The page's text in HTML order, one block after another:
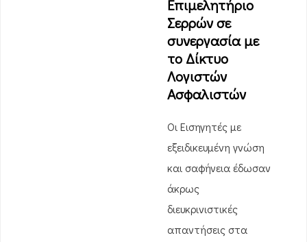
Επιμελητήριο
Σερρών σε
συνεργασία με
το Δίκτυο
Λογιστών
Ασφαλιστών
Οι Εισηγητές με
εξειδικευμένη γνώση
και σαφήνεια έδωσαν
άκρως
διευκρινιστικές
απαντήσεις στα